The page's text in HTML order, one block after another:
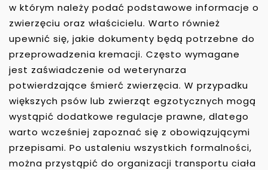
w którym należy podać podstawowe informacje o
zwierzęciu oraz właścicielu. Warto również
upewnić się, jakie dokumenty będą potrzebne do
przeprowadzenia kremacji. Często wymagane
jest zaświadczenie od weterynarza
potwierdzające śmierć zwierzęcia. W przypadku
większych psów lub zwierząt egzotycznych mogą
wystąpić dodatkowe regulacje prawne, dlatego
warto wcześniej zapoznać się z obowiązującymi
przepisami. Po ustaleniu wszystkich formalności,
można przystąpić do organizacji transportu ciała